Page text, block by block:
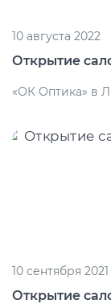
10 августа 2022
Открытие
«ОК Оптика» в
10 сентября 2021
Открытие